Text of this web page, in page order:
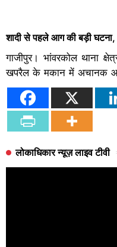
शादी से पहले आग की बड़ी घटना,
गाजीपुर। भांवरकोल थाना
खपरैल के मकान में अचानक
लोकाधिकार न्यूज़ लाइव टीवी